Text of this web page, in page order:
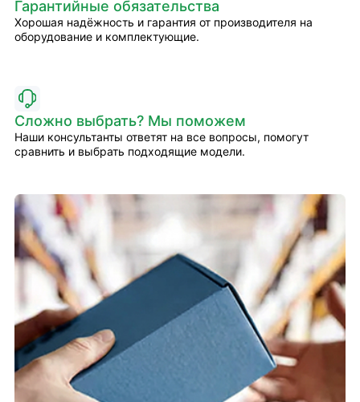
Гарантийные обязательства
Хорошая надёжность и гарантия от производителя на
оборудование и комплектующие.
Сложно выбрать? Мы поможем
Наши консультанты ответят на все вопросы, помогут
сравнить и выбрать подходящие модели.